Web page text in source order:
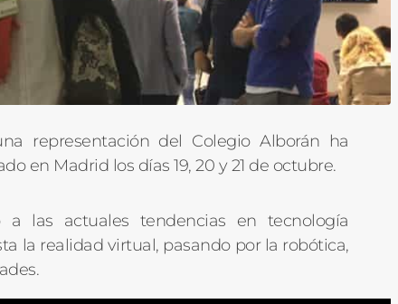
representación del Colegio Alborán ha
en Madrid los días 19, 20 y 21 de octubre.
las actuales tendencias en tecnología
la realidad virtual, pasando por la robótica,